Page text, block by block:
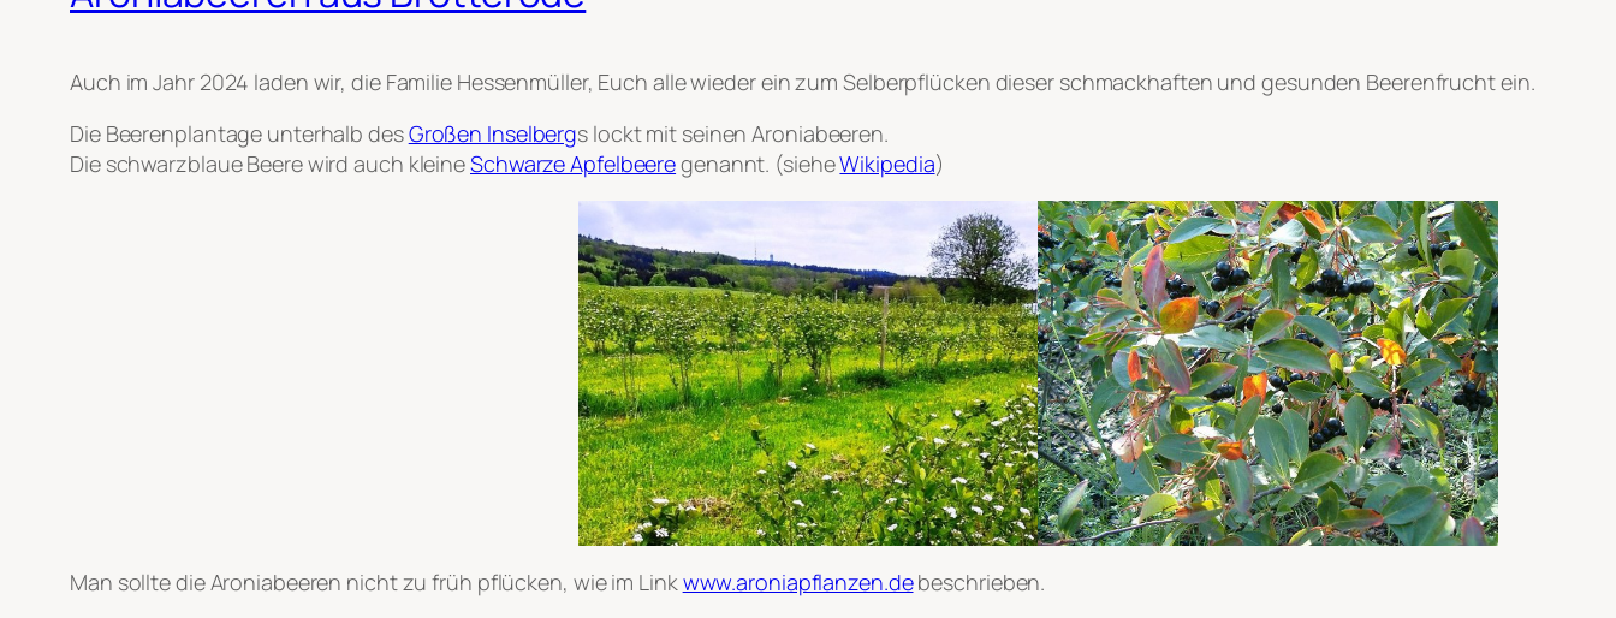
Auch im Jahr 2024 laden wir, die Familie Hessenmüller, Euch alle wieder ein zum Selberpflücken dieser schmackhaften und gesunden Beerenfrucht ein.
Die Beerenplantage unterhalb desGroßen Inselbergs lockt mit seinen Aroniabeeren.
Die schwarzblaue Beere wird auch kleineSchwarze Apfelbeeregenannt. (sieheWikipedia)
Man sollte die Aroniabeeren nicht zu früh pflücken, wie im Linkwww.aroniapflanzen.debeschrieben.